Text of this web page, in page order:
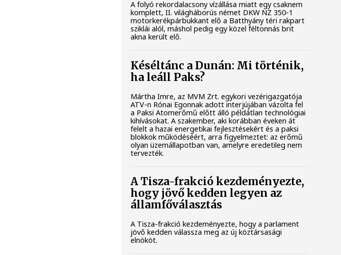
A folyó rekordalacsony vízállása miatt egy csaknem
komplett, II. világháborús német DKW NZ 350-1
motorkerékpárbukkant elő a Batthyány téri rakpart
sziklái alól, máshol pedig egy közel féltonnás brit
akna került elő.
Késéltánc a Dunán: Mi történik,
ha leáll Paks?
Mártha Imre, az MVM Zrt. egykori vezérigazgatója
ATV-n Rónai Egonnak adott interjújában vázolta fel
a Paksi Atomerőmű előtt álló példátlan technológiai
kihívásokat. A szakember, aki korábban éveken át
felelt a hazai energetikai fejlesztésekért és a paksi
blokkok működéséért, arra figyelmeztet: az erőmű
olyan üzemállapotban van, amelyre eredetileg nem
tervezték.
A Tisza-frakció kezdeményezte,
hogy jövő kedden legyen az
államfőválasztás
A Tisza-frakció kezdeményezte, hogy a parlament
jövő kedden válassza meg az új köztársasági
elnököt.